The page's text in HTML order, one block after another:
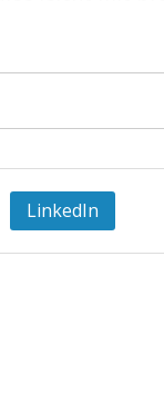
LinkedIn